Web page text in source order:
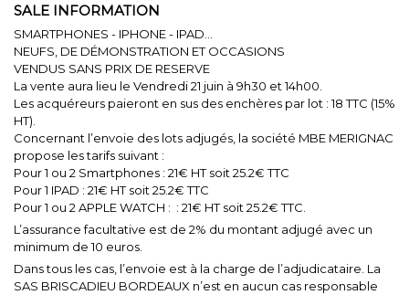
SALE INFORMATION
SMARTPHONES - IPHONE - IPAD...
NEUFS, DE DÉMONSTRATION ET OCCASIONS
VENDUS SANS PRIX DE RESERVE
La vente aura lieu le Vendredi 21 juin à 9h30 et 14h00.
Les acquéreurs paieront en sus des enchères par lot : 18 TTC (15%
HT).
Concernant l’envoie des lots adjugés, la société MBE MERIGNAC
propose les tarifs suivant :
Pour 1 ou 2 Smartphones : 21€ HT soit 25.2€ TTC
Pour 1 IPAD : 21€ HT soit 25.2€ TTC
Pour 1 ou 2 APPLE WATCH : : 21€ HT soit 25.2€ TTC.
L’assurance facultative est de 2% du montant adjugé avec un
minimum de 10 euros.
Dans tous les cas, l’envoie est à la charge de l’adjudicataire. La
SAS BRISCADIEU BORDEAUX n’est en aucun cas responsable